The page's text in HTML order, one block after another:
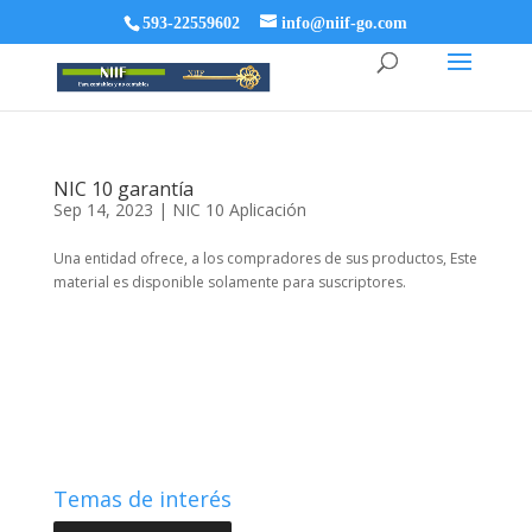
593-22559602 info@niif-go.com
NIC 10 garantía
Sep 14, 2023 | NIC 10 Aplicación
Una entidad ofrece, a los compradores de sus productos, Este
material es disponible solamente para suscriptores.
Temas de interés